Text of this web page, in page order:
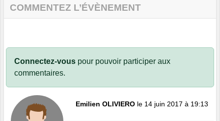
COMMENTEZ L’ÉVÈNEMENT
Connectez-vous pour pouvoir participer aux
commentaires.
Emilien OLIVIERO le 14 juin 2017 à 19:13